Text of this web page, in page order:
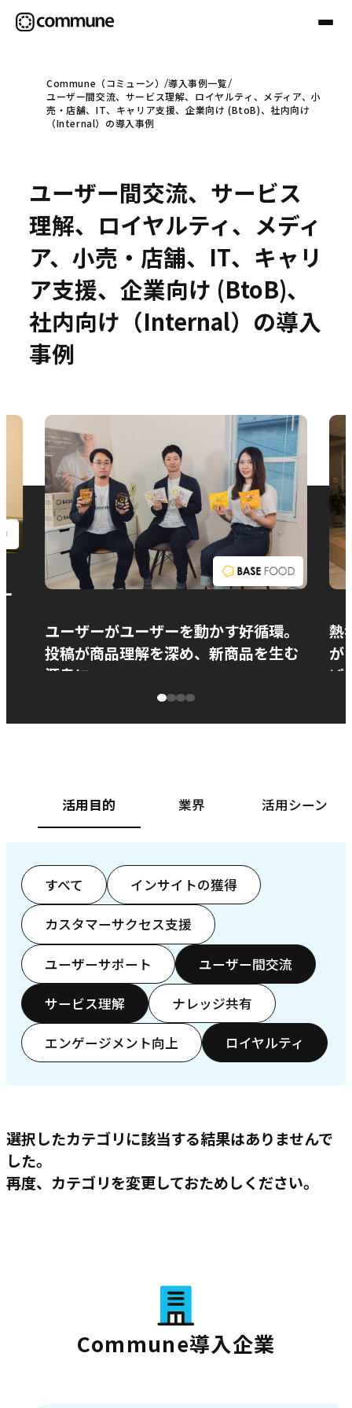
Communeについて
事例
セミナー
お役立ち情報
Commune（コミューン）
導入事例一覧
ユーザー間交流、サービス理解、ロイヤルティ、メディア、小
売・店舗、IT、キャリア支援、企業向け (BtoB)、社内向け
（Internal）の導入事例
ユーザー間交流、サービス
理解、ロイヤルティ、メディ
ア、小売・店舗、IT、キャリ
ア支援、企業向け (BtoB)、
社内向け（Internal）の導入
事例
ユーザーがユーザーを動かす好循環。
投稿が商品理解を深め、新商品を生む
源泉に
熱
が
ぱ
活用目的 業界 活用シーン
すべて インサイトの獲得
カスタマーサクセス支援
ユーザーサポート ユーザー間交流
サービス理解 ナレッジ共有
エンゲージメント向上 ロイヤルティ
選択したカテゴリに該当する結果はありませんで
した。
再度、カテゴリを変更しておためしください。
Commune導入企業